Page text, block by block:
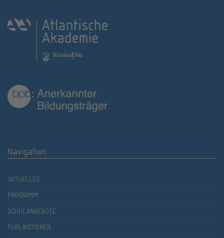
Navigation
AKTUELLES
PROGRAMM
SCHULANGEBOTE
PUBLIKATIONEN